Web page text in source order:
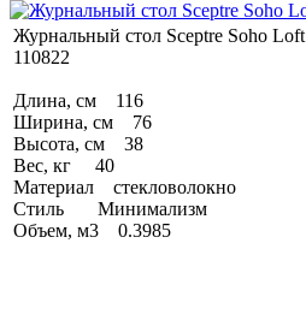
Журнальный стол Sceptre Soho Loft
110822
Длина, см 116
Ширина, см 76
Высота, см 38
Вес, кг 40
Материал стекловолокно
Стиль Минимализм
Объем, м3 0.3985